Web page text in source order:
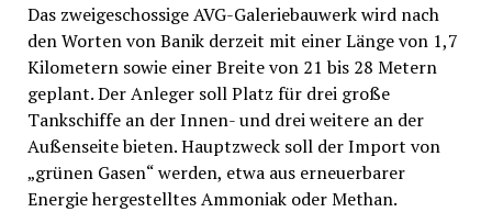
Das zweigeschossige AVG-Galeriebauwerk wird nach
den Worten von Banik derzeit mit einer Länge von 1,7
Kilometern sowie einer Breite von 21 bis 28 Metern
geplant. Der Anleger soll Platz für drei große
Tankschiffe an der Innen- und drei weitere an der
Außenseite bieten. Hauptzweck soll der Import von
„grünen Gasen“ werden, etwa aus erneuerbarer
Energie hergestelltes Ammoniak oder Methan.